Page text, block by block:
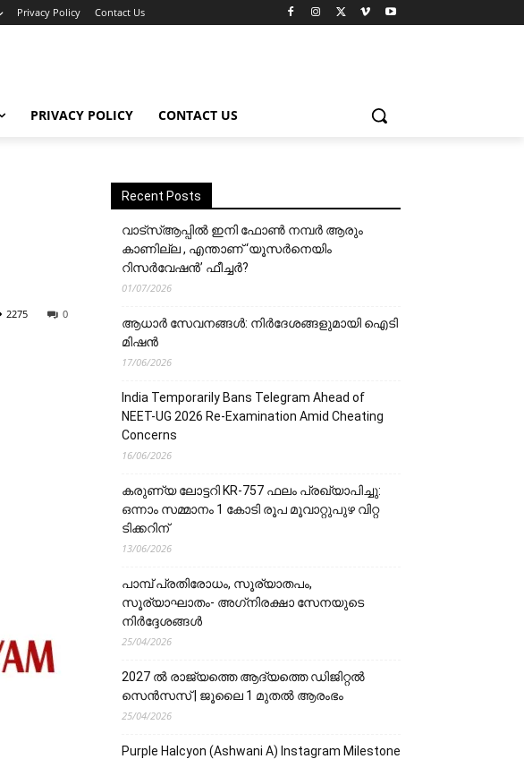
Privacy Policy Contact Us
PRIVACY POLICY CONTACT US
0
2275
Recent Posts
വാട്‌സ്ആപ്പിൽ ഇനി ഫോൺ നമ്പർ ആരും
കാണില്ല , എന്താണ് ‘യൂസർനെയിം
റിസർവേഷൻ’ ഫീച്ചർ?
01/07/2026
ആധാർ സേവനങ്ങൾ: നിർദേശങ്ങളുമായി ഐടി
മിഷൻ
17/06/2026
India Temporarily Bans Telegram Ahead of
NEET-UG 2026 Re-Examination Amid Cheating
Concerns
16/06/2026
കരുണ്യ ലോട്ടറി KR-757 ഫലം പ്രഖ്യാപിച്ചു:
ഒന്നാം സമ്മാനം 1 കോടി രൂപ മൂവാറ്റുപുഴ വിറ്റ
ടിക്കറിന്
13/06/2026
പാമ്പ് പ്രതിരോധം, സൂര്യാതപം,
സൂര്യാഘാതം- അഗ്‌നിരക്ഷാ സേനയു‌‌‌ടെ
നിർദ്ദേശങ്ങൾ
25/04/2026
2027 ൽ രാജ്യത്തെ ആദ്യത്തെ ഡിജിറ്റൽ
സെൻസസ് | ജൂലൈ 1 മുതൽ ആരംഭം
25/04/2026
Purple Halcyon (Ashwani A) Instagram Milestone